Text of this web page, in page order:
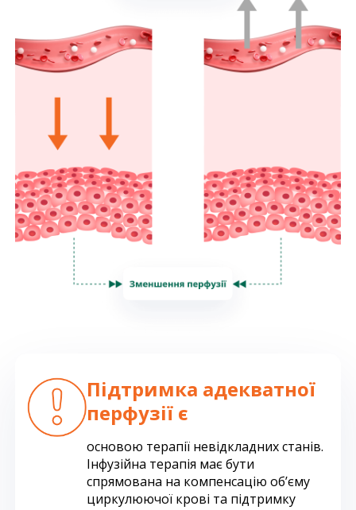
Підтримка адекватної
перфузії є
основою терапії невідкладних станів.
Інфузійна терапія має бути
спрямована на компенсацію обʼєму
циркулюючої крові та підтримку